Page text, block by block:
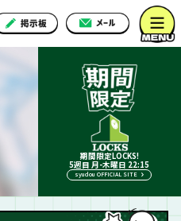
期間限定LOCKS!
5週目 月-木曜日 22:15
syudou OFFICIAL SITE